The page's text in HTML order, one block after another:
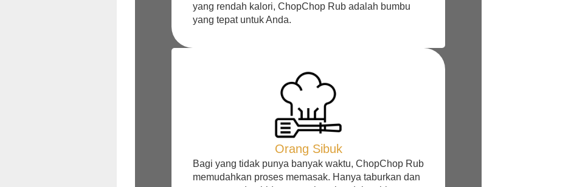
yang rendah kalori, ChopChop Rub adalah bumbu
yang tepat untuk Anda.
Orang Sibuk
Bagi yang tidak punya banyak waktu, ChopChop Rub
memudahkan proses memasak. Hanya taburkan dan